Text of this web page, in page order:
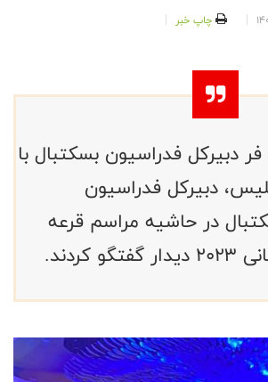
چاپ خبر
دبیرکل فدراسیون بسکتبال با
دبیرکل فدراسیون
در حاشیه مراسم قرعه